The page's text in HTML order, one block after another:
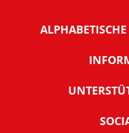
Warum
Tipps zur